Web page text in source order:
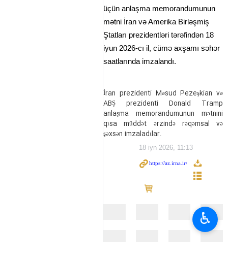
üçün anlaşma memorandumunun
mətni İran və Amerika Birləşmiş
Ştatları prezidentləri tərəfindən 18
iyun 2026-cı il, cümə axşamı səhər
saatlarında imzalandı.
İran prezidenti Məsud Pezeşkian və
ABŞ prezidenti Donald Tramp
anlaşma memorandumunun mətnini
qısa müddət ərzində rəqəmsal və
şəxsən imzaladılar.
18 iyn 2026, 11:13
♿︎